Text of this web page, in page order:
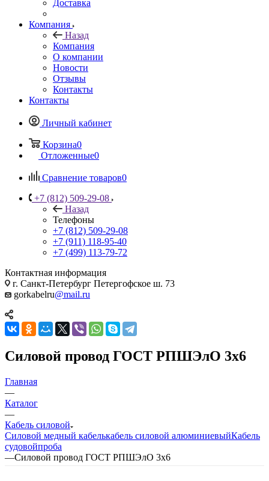
Доставка
Компания
Назад
Компания
О компании
Новости
Отзывы
Контакты
Контакты
Личный кабинет
Корзина0
Отложенные0
Сравнение товаров0
+7 (812) 509-29-08
Назад
Телефоны
+7 (812) 509-29-08
+7 (911) 118-95-40
+7 (499) 113-79-72
Контактная информация
г. Санкт-Петербург Петергофское ш. 73
gorkabelru@mail.ru
Силовой провод ГОСТ РПШЭлО 3х6
Главная
—
Каталог
—
Кабель силовой
Силовой медный кабелькабель силовой алюминиевыйКабель
судовойпроба
—Силовой провод ГОСТ РПШЭлО 3х6